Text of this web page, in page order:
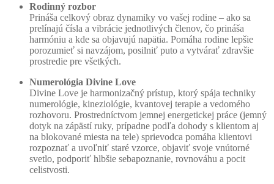
Rodinný rozbor
Prináša celkový obraz dynamiky vo vašej rodine – ako sa
prelínajú čísla a vibrácie jednotlivých členov, čo prináša
harmóniu a kde sa objavujú napätia. Pomáha rodine lepšie
porozumieť si navzájom, posilniť puto a vytvárať zdravšie
prostredie pre všetkých.
Numerológia Divine Love
Divine Love je harmonizačný prístup, ktorý spája techniky
numerológie, kineziológie, kvantovej terapie a vedomého
rozhovoru. Prostredníctvom jemnej energetickej práce (jemný
dotyk na zápästí ruky, prípadne podľa dohody s klientom aj
na blokované miesta na tele) sprievodca pomáha klientovi
rozpoznať a uvoľniť staré vzorce, objaviť svoje vnútorné
svetlo, podporiť hlbšie sebapoznanie, rovnováhu a pocit
celistvosti.
Používateľská
spokojnosť
Aby naša
stránka počas
fungovala čo
najlepšie. Ak
tieto súbory
cookie
odmietnete,
niektoré
funkcie z
webovej
stránky zmiznú.